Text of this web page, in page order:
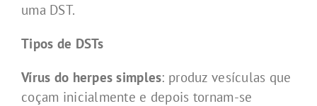
uma DST.
Tipos de DSTs
Vírus do herpes simples: produz vesículas que
coçam inicialmente e depois tornam-se